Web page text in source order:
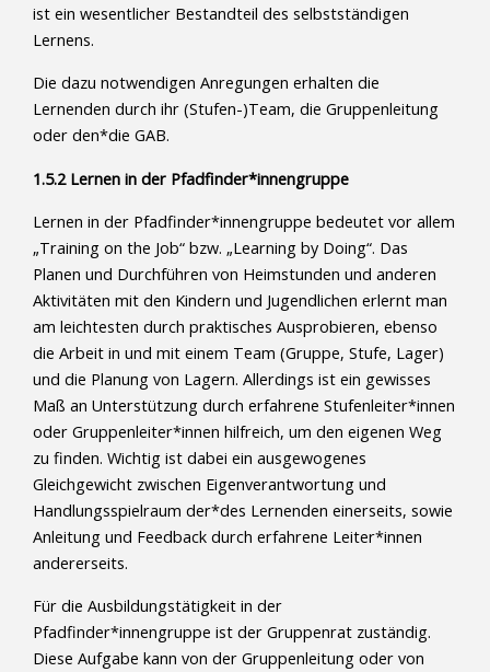
ist ein wesentlicher Bestandteil des selbstständigen
Lernens.
Die dazu notwendigen Anregungen erhalten die
Lernenden durch ihr (Stufen-)Team, die Gruppenleitung
oder den*die GAB.
1.5.2 Lernen in der Pfadfinder*innengruppe
Lernen in der Pfadfinder*innengruppe bedeutet vor allem
„Training on the Job“ bzw. „Learning by Doing“. Das
Planen und Durchführen von Heimstunden und anderen
Aktivitäten mit den Kindern und Jugendlichen erlernt man
am leichtesten durch praktisches Ausprobieren, ebenso
die Arbeit in und mit einem Team (Gruppe, Stufe, Lager)
und die Planung von Lagern. Allerdings ist ein gewisses
Maß an Unterstützung durch erfahrene Stufenleiter*innen
oder Gruppenleiter*innen hilfreich, um den eigenen Weg
zu finden. Wichtig ist dabei ein ausgewogenes
Gleichgewicht zwischen Eigenverantwortung und
Handlungsspielraum der*des Lernenden einerseits, sowie
Anleitung und Feedback durch erfahrene Leiter*innen
andererseits.
Für die Ausbildungstätigkeit in der
Pfadfinder*innengruppe ist der Gruppenrat zuständig.
Diese Aufgabe kann von der Gruppenleitung oder von